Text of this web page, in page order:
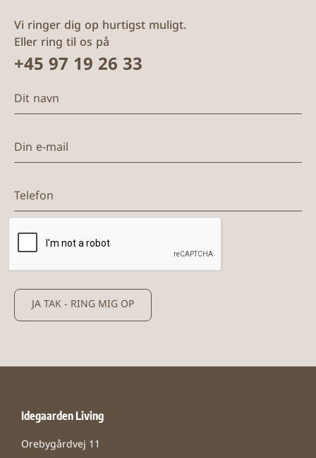
Vi ringer dig op hurtigst muligt.
Eller ring til os på
+45 97 19 26 33
JA TAK - RING MIG OP
Idegaarden Living
Orebygårdvej 11